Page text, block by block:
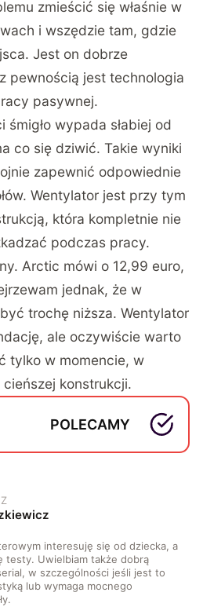
zmieścić się właśnie w
i wszędzie tam, gdzie
Jest on dobrze
pewnością jest technologia
pasywnej.
wypada słabiej od
co się dziwić. Takie wyniki
zapewnić odpowiednie
Wentylator jest przy tym
która kompletnie nie
podczas pracy.
Arctic mówi o 12,99 euro,
jednak, że w
trochę niższa. Wentylator
ale oczywiście warto
tylko w momencie, w
konstrukcji.
POLECAMY
interesuję się od dziecka, a
testy. Uwielbiam także dobrą
w szczególności jeśli jest to
lub wymaga mocnego